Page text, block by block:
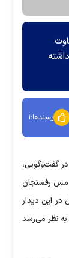
پسندها:۱
گفت‌وگویی،
مس رفسنجان
در این دیدار
نظر می‌رسد